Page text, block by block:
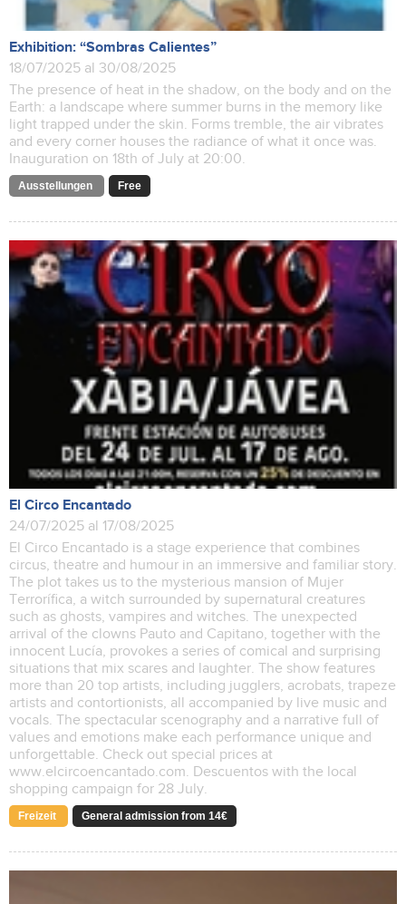
Exhibition: “Sombras Calientes”
18/07/2025 al 30/08/2025
The presence of heat in the shadow, on the body and on the
Earth: a landscape where summer burns in the memory like
light trapped under the skin. Forms tremble, the air vibrates
and every corner houses the radiance of what it once was.
Inauguration on 18th of July at 20:00.
Ausstellungen Free
El Circo Encantado
24/07/2025 al 17/08/2025
El Circo Encantado is a stage experience that combines
circus, theatre and humour in an immersive and familiar story.
The plot takes us to the mysterious mansion of Mujer
Terrorífica, a witch surrounded by supernatural creatures
such as ghosts, vampires and witches. The unexpected
arrival of the clowns Pauto and Capitano, together with the
innocent Lucía, provokes a series of comical and surprising
situations that mix scares and laughter. The show features
more than 20 top artists, including jugglers, acrobats, trapeze
artists and contortionists, all accompanied by live music and
vocals. The spectacular scenography and a narrative full of
values and emotions make each performance unique and
unforgettable. Check out special prices at
www.elcircoencantado.com. Descuentos with the local
shopping campaign for 28 July.
Freizeit General admission from 14€